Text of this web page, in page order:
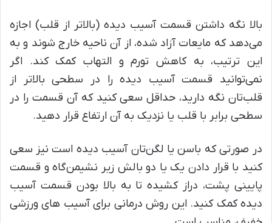
بالا نگه داشتن قسمت آسیب دیده (بالاتر از قلب) اجازه
می‌دهد که مایعات آزاد شده، از آن ناحیه خارج شوند و به
این ترتیب، به کاهش تورم و التهاب کمک کند. اگر
نمی‌توانید قسمت آسیب دیده را در سطحی بالاتر از
قلب‌تان نگه دارید، حداقل سعی کنید که آن قسمت را در
سطحی برابر با قلب یا نزدیک به آن ارتفاع قرار دهید.
در صورتی که باسن یا لگن‌تان آسیب دیده است نیز سعی
کنید با قرار دادن یک یا دو بالش زیر نشیمن‌گاه و قسمت
پایینی پشت، دراز کشیده تا به بالا بودن قسمت آسیب
دیده کمک کنید. این روش درمانی برای ‌آسیب های ورزشی